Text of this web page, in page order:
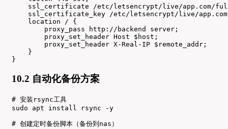
ssl_certificate /etc/letsencrypt/live/app.com/
ssl_certificate_key /etc/letsencrypt/live/
    location / {
        proxy_pass http://backend server;
        proxy_set_header Host $host;
        proxy_set_header X-Real-IP $remote_addr;
    }
}
10.2 自动化备份方案
# 安装rsync工具
sudo apt install rsync -y
# 创建定时备份脚本（备份到nas）